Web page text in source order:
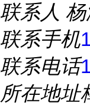
联系人
联系手机
联系电话
所在地址